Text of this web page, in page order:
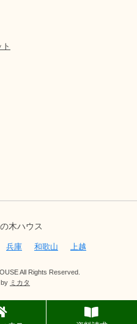
木ハウス
兵庫 和歌山 上越
All Rights Reserved.
by ミカタ